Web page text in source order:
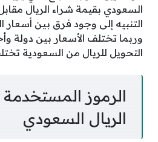
السعودي بقيمة شراء الريال
التنبيه إلى وجود فرق بين أسعار
وربما تختلف الأسعار بين دولة
التحويل للريال من السعودية
الرموز
الريال السعودي